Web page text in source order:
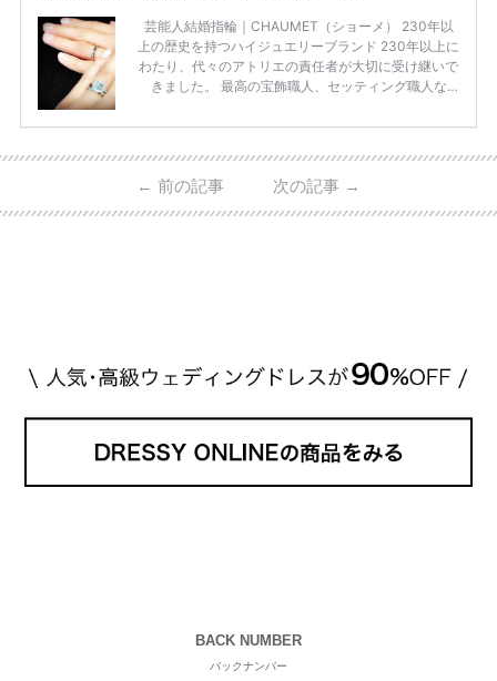
芸能人結婚指輪｜CHAUMET（ショーメ） 230年以
上の歴史を持つハイジュエリーブランド 230年以上に
わたり、代々のアトリエの責任者が大切に受け継いで
きました。 最高の宝飾職人、セッティング職人な
高品質の宝石を扱っています。 至高のデザインと品
ん・魔裟斗さんの婚約指輪 魔裟斗さんが矢沢さんに
贈られた指輪は1カラットのものです。 ショーメの価
← 前の記事 次の記事 →
BACK NUMBER
バックナンバー